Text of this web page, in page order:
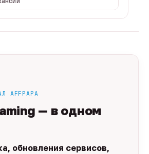
AFFPAPA
— в одном
обновления сервисов,